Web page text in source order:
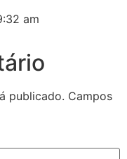
am
publicado. Campos